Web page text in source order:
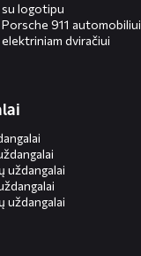
su logotipu
Porsche 911 automobiliui
dviračiui
uždangalai
uždangalai